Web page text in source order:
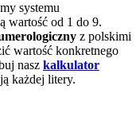
systemu
wartość od 1 do 9.
z polskimi
wartość konkretnego
nasz kalkulator
każdej litery.